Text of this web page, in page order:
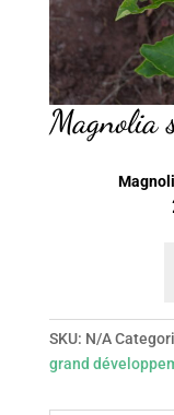
Magnolia
SKU: N/A
grand